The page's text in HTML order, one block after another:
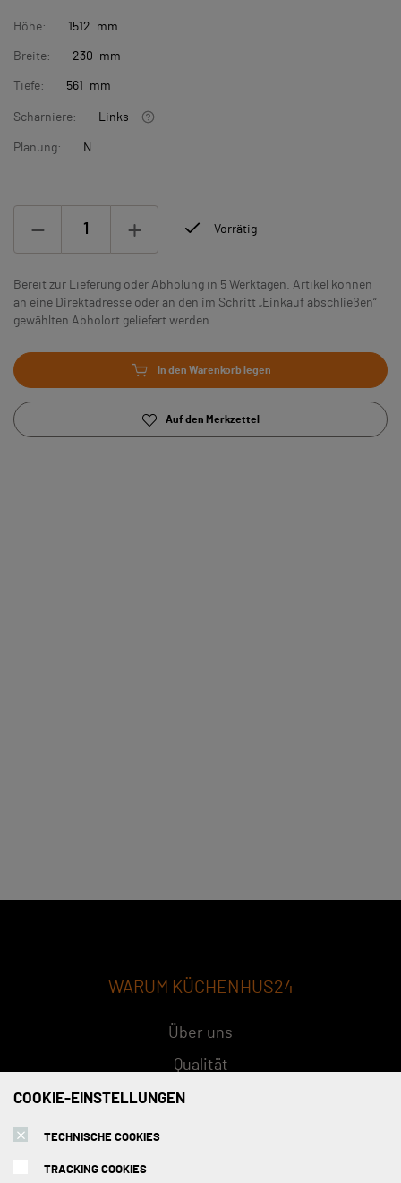
COOKIE-EINSTELLUNGEN
TECHNISCHE COOKIES
TRACKING COOKIES
Höhe: 1512 mm
Breite: 230 mm
Tiefe: 561 mm
Scharniere: Links
Planung: N
Vorrätig
Bereit zur Lieferung oder Abholung in 5 Werktagen. Artikel können
an eine Direktadresse oder an den im Schritt „Einkauf abschließen“
gewählten Abholort geliefert werden.
In den Warenkorb legen
Auf den Merkzettel
WARUM KÜCHENHUS24
Über uns
Qualität
Konzept